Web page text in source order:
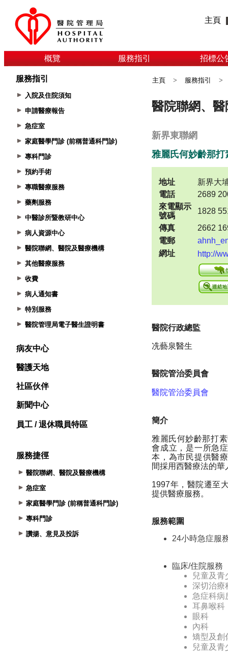
主頁
概覽 服務指引 招標公
服務指引
入院及住院須知
申請醫療報告
急症室
家庭醫學門診 (前稱普通科門診)
專科門診
預約手術
專職醫療服務
藥劑服務
中醫診所暨教研中心
病人資源中心
醫院聯網、醫院及醫療機構
其他醫療服務
收費
病人通知書
特別服務
醫院管理局電子醫生證明書
病友中心
醫護天地
社區伙伴
新聞中心
員工 / 退休職員特區
服務捷徑
醫院聯網、醫院及醫療機構
急症室
家庭醫學門診 (前稱普通科門診)
專科門診
讚揚、意見及投訴
主頁 > 服務指引 >